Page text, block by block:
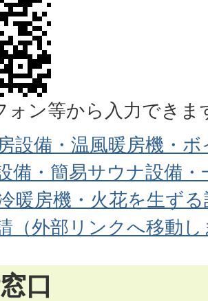
ォン等から入力できま
設備・温風暖房機・
備・簡易サウナ設備
暖房機・火花を生ず
（外部リンクへ移動
口